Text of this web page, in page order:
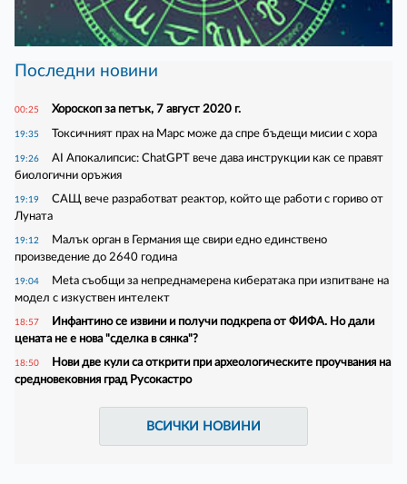
Последни новини
00:25 Хороскоп за петък, 7 август 2020 г.
19:35 Токсичният прах на Марс може да спре бъдещи мисии с хора
19:26
AI Апокалипсис: ChatGPT вече дава инструкции как се правят
биологични оръжия
19:19
САЩ вече разработват реактор, който ще работи с гориво от
Луната
19:12
Малък орган в Германия ще свири едно единствено
произведение до 2640 година
19:04
Meta съобщи за непреднамерена кибератака при изпитване на
модел с изкуствен интелект
18:57
Инфантино се извини и получи подкрепа от ФИФА. Но дали
цената не е нова "сделка в сянка"?
18:50
Нови две кули са открити при археологическите проучвания на
средновековния град Русокастро
ВСИЧКИ НОВИНИ